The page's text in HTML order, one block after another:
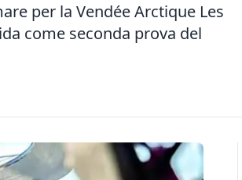
per la Vendée Arctique Les
come seconda prova del